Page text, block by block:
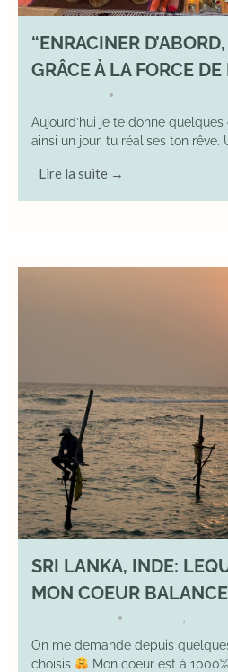
“ENRACINER
GRÂCE À LA FORCE
•
Aujourd’hui je te donne quelques
ainsi un jour, tu réalises ton rêve.
Lire la suite →
SRI LANKA, INDE:
MON COEUR
•
On me demande depuis
choisis
Mon coeur est à